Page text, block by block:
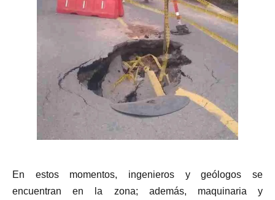
En estos momentos, ingenieros y geólogos se
encuentran en la zona; además, maquinaria y